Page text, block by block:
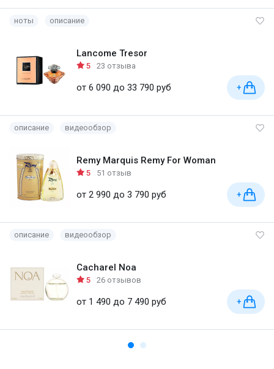
ноты описание
Lancome Tresor
5 23 отзыва
от 6 090 до 33 790 руб +
описание видеообзор
Remy Marquis Remy For Woman
5 51 отзыв
от 2 990 до 3 790 руб +
описание видеообзор
Cacharel Noa
5 26 отзывов
от 1 490 до 7 490 руб +